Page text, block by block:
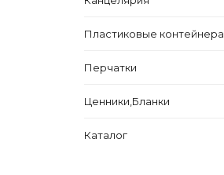
Пластиковые контейнера
Перчатки
Ценники,Бланки
Каталог